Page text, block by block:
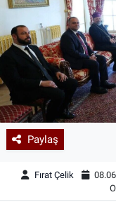
Paylaş
Fırat Çelik
Teknoloji
Yazarlar
Astroloji-